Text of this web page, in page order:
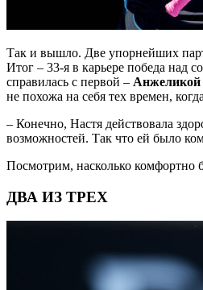
Так и вышло. Две упорнейших
Итог – 33-я в карьере победа над
справилась с первой – Анжеликой
не похожа на себя тех времен,
– Конечно, Настя действовала
возможностей. Так что ей было
Посмотрим, насколько комфортно
ДВА ИЗ ТРЕХ